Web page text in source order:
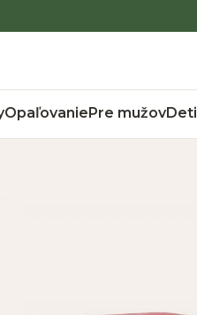
OpaľovaniePre mužovDeti